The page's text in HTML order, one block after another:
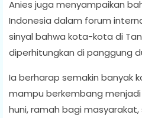
Anies juga menyampaikan
Indonesia dalam forum
sinyal bahwa kota-kota di
diperhitungkan di panggung
Ia berharap semakin banyak
mampu berkembang
huni, ramah bagi